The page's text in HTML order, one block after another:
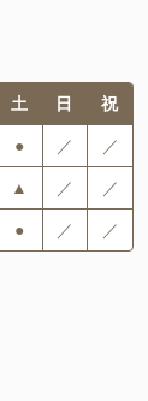
土 日 祝
● ／ ／
▲ ／ ／
● ／ ／